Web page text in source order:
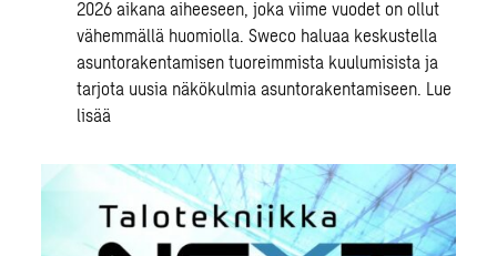
2026 aikana aiheeseen, joka viime vuodet on ollut
vähemmällä huomiolla. Sweco haluaa keskustella
asuntorakentamisen tuoreimmista kuulumisista ja
tarjota uusia näkökulmia asuntorakentamiseen. Lue
lisää